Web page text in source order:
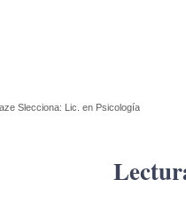
Slecciona: Lic. en Psicología